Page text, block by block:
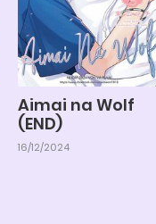
Aimai na Wolf
(END)
16/12/2024